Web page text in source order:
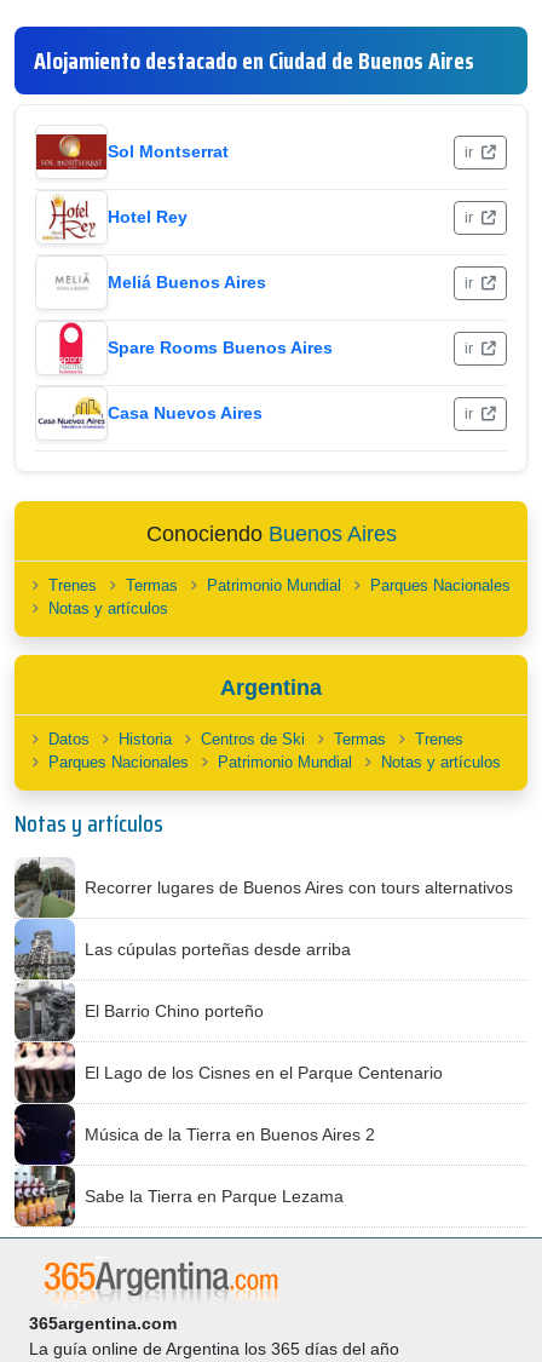
Alojamiento destacado en Ciudad de Buenos Aires
Sol Montserrat ir
Hotel Rey ir
Meliá Buenos Aires ir
Spare Rooms Buenos Aires ir
Casa Nuevos Aires ir
Conociendo Buenos Aires
Trenes Termas Patrimonio Mundial
Parques Nacionales
Notas y artículos
Argentina
Datos Historia Centros de Ski Termas
Trenes
Parques Nacionales
Patrimonio Mundial Notas y artículos
Notas y artículos
Recorrer lugares de Buenos Aires con tours alternativos
Las cúpulas porteñas desde arriba
El Barrio Chino porteño
El Lago de los Cisnes en el Parque Centenario
Música de la Tierra en Buenos Aires 2
Sabe la Tierra en Parque Lezama
365argentina.com
La guía online de Argentina los 365 días del año